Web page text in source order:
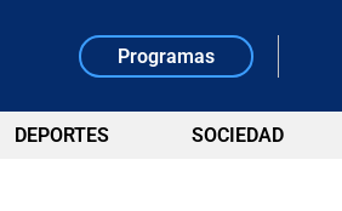
Programas
DEPORTES SOCIEDAD